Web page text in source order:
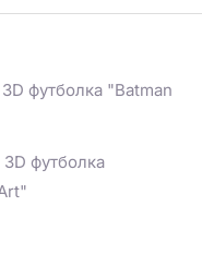
футболка